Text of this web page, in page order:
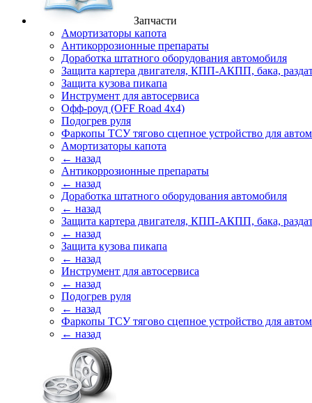
Запчасти
Амортизаторы капота
Антикоррозионные препараты
Доработка штатного оборудования автомобиля
Защита картера двигателя, КПП-АКПП, бака,
Защита кузова пикапа
Инструмент для автосервиса
Офф-роуд (OFF Road 4x4)
Подогрев руля
Фаркопы ТСУ тягово сцепное устройство для
Амортизаторы капота
← назад
Антикоррозионные препараты
← назад
Доработка штатного оборудования автомобиля
← назад
Защита картера двигателя, КПП-АКПП, бака,
← назад
Защита кузова пикапа
← назад
Инструмент для автосервиса
← назад
Подогрев руля
← назад
Фаркопы ТСУ тягово сцепное устройство для
← назад